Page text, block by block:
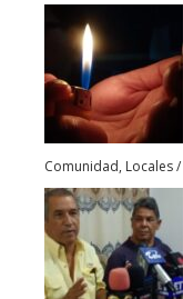
Comunidad, Locales/